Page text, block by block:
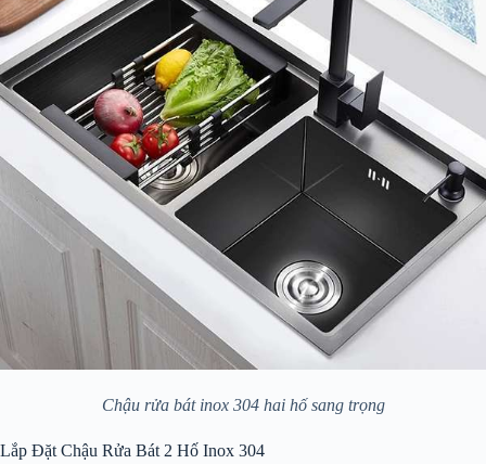
Chậu rửa bát inox 304 hai hố sang trọng
Lắp Đặt Chậu Rửa Bát 2 Hố Inox 304